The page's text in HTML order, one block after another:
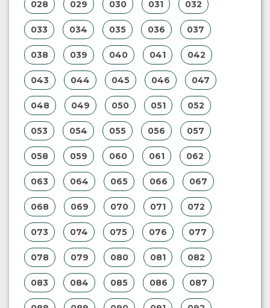
028 029 030 031 032
033 034 035 036 037
038 039 040 041 042
043 044 045 046 047
048 049 050 051 052
053 054 055 056 057
058 059 060 061 062
063 064 065 066 067
068 069 070 071 072
073 074 075 076 077
078 079 080 081 082
083 084 085 086 087